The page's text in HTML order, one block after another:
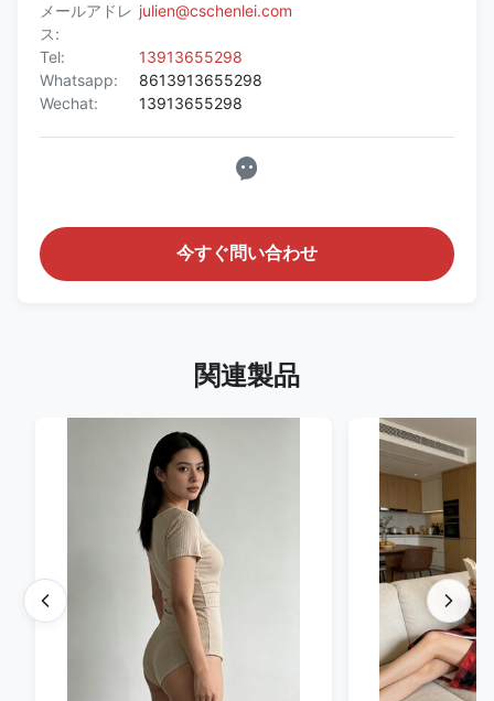
メールアドレ
ス:
julien@cschenlei.com
Tel:
13913655298
Whatsapp:
8613913655298
Wechat:
13913655298
今すぐ問い合わせ
関連製品